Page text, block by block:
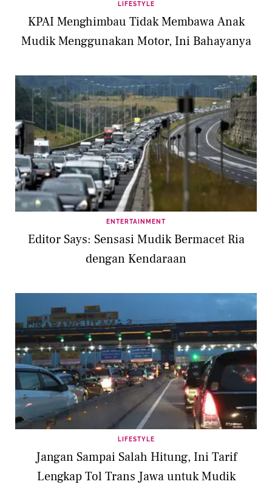
LIFESTYLE
KPAI Menghimbau Tidak Membawa Anak
Mudik Menggunakan Motor, Ini Bahayanya
ENTERTAINMENT
Editor Says: Sensasi Mudik Bermacet Ria
dengan Kendaraan
LIFESTYLE
Jangan Sampai Salah Hitung, Ini Tarif
Lengkap Tol Trans Jawa untuk Mudik